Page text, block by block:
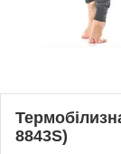
8843S)